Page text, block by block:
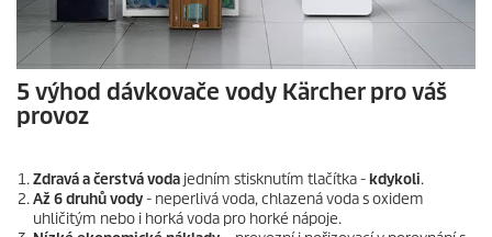
5 výhod dávkovače vody Kärcher pro váš
provoz
Zdravá a čerstvá voda jedním stisknutím tlačítka -kdykoli.
Až 6 druhů vody- neperlivá voda, chlazená voda s oxidem
uhličitým nebo i horká voda pro horké nápoje.